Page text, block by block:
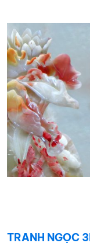
TRANH NGỌC